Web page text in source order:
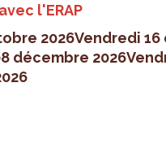
l'ERAP
2026Vendredi
décembre 2026